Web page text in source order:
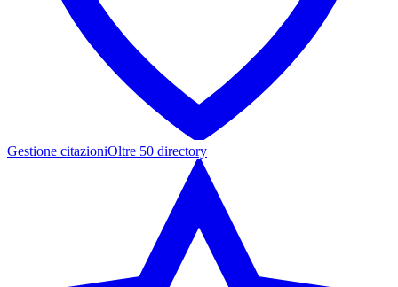
Gestione citazioniOltre 50 directory